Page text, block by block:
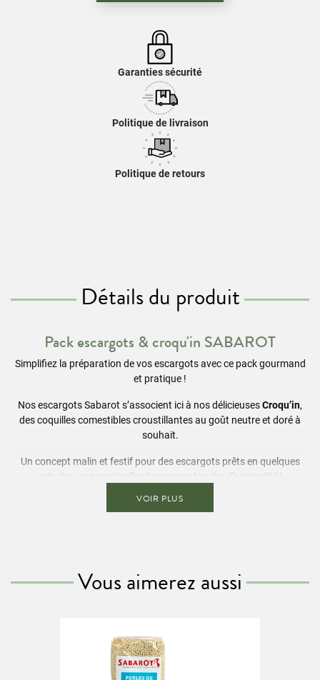
Garanties sécurité
Politique de livraison
Politique de retours
Détails du produit
Pack escargots & croqu'in SABAROT
Simplifiez la préparation de vos escargots avec ce pack gourmand
et pratique !
Nos escargots Sabarot s’associent ici à nos délicieusesCroqu’in,
des coquilles comestibles croustillantes au goût neutre et doré à
souhait.
Un concept malin et festif pour des escargots prêts en quelques
minutes, sans vaisselle et avec une touche d’originalité !
La recette pour cuisiner les Escargots au beurre persillé dans
Croqu'in (coquilles comestibles) : pot 40g, environ 48 croqu'in
VOIR PLUS
Vous aimerez aussi